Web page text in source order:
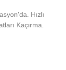
Hızlı
Kaçırma.